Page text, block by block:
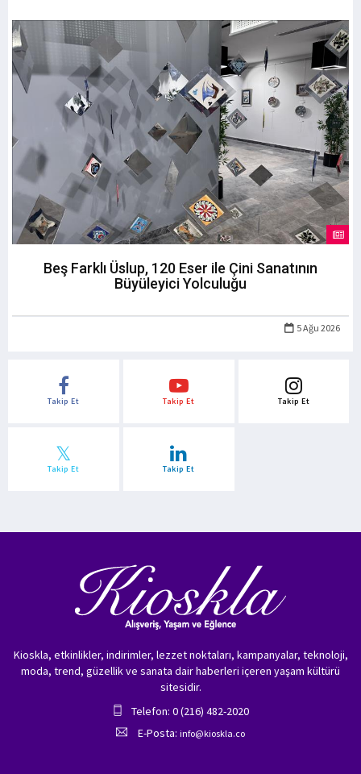
Beş Farklı Üslup, 120 Eser ile Çini Sanatının
Büyüleyici Yolculuğu
5 Ağu 2026
Takip Et Takip Et Takip Et
Takip Et Takip Et
Kioskla, etkinlikler, indirimler, lezzet noktaları, kampanyalar, teknoloji,
moda, trend, güzellik ve sanata dair haberleri içeren yaşam kültürü
sitesidir.
Telefon: 0 (216) 482-2020
E-Posta: info@kioskla.co